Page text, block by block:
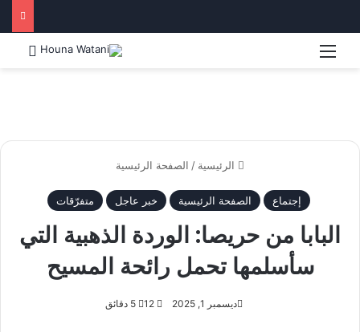
القائمة
الرئيسية / الصفحة الرئيسية
إجتماع الصفحة الرئيسية خبر عاجل متفرّقات
البابا من حريصا: الوردة الذهبية التي
سأسلمها تحمل رائحة المسيح
ديسمبر 1, 2025